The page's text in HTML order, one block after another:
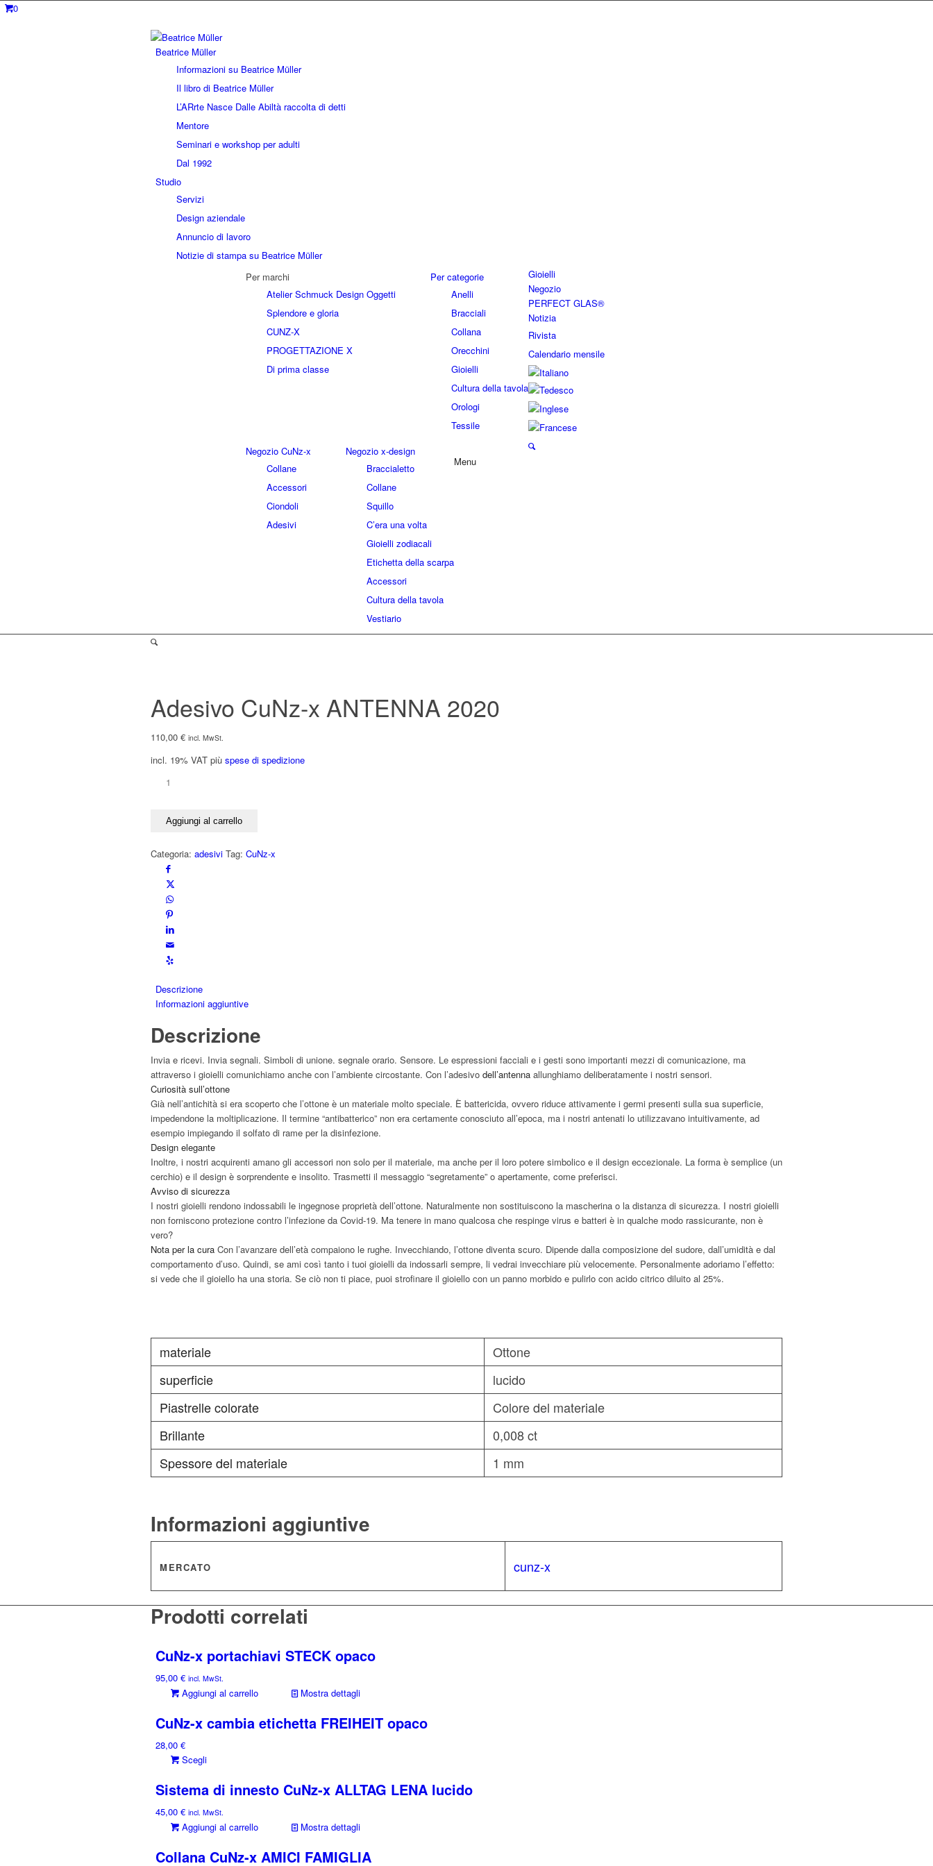
0
Beatrice Müller
Informazioni su Beatrice Müller
Il libro di Beatrice Müller
L’ARrte Nasce Dalle Abiltà raccolta di detti
Mentore
Seminari e workshop per adulti
Dal 1992
Studio
Servizi
Design aziendale
Annuncio di lavoro
Notizie di stampa su Beatrice Müller
Gioielli
Per marchi
Atelier Schmuck Design Oggetti
Splendore e gloria
CUNZ-X
PROGETTAZIONE X
Di prima classe
Per categorie
Anelli
Bracciali
Collana
Orecchini
Gioielli
Cultura della tavola
Orologi
Tessile
Negozio
Negozio CuNz-x
Collane
Accessori
Ciondoli
Adesivi
Negozio x-design
Braccialetto
Collane
Squillo
C’era una volta
Gioielli zodiacali
Etichetta della scarpa
Accessori
Cultura della tavola
Vestiario
PERFECT GLAS®
Notizia
Rivista
Calendario mensile
Menu
Adesivo CuNz-x ANTENNA 2020
110,00 € incl. MwSt.
incl. 19% VAT più spese di spedizione
Adesivo
ANTENNA
quantità
Aggiungi al carrello
Categoria: adesivi Tag: CuNz-x
Descrizione
Informazioni aggiuntive
Descrizione
Invia e ricevi. Invia segnali. Simboli di unione. segnale orario. Sensore. Le espressioni facciali e i gesti sono importanti mezzi di comunicazione, ma
attraverso i gioielli comunichiamo anche con l’ambiente circostante. Con l’adesivo dell’antenna allunghiamo deliberatamente i nostri sensori.
Curiosità sull’ottone
Già nell’antichità si era scoperto che l’ottone è un materiale molto speciale. È battericida, ovvero riduce attivamente i germi presenti sulla sua superficie,
impedendone la moltiplicazione. Il termine “antibatterico” non era certamente conosciuto all’epoca, ma i nostri antenati lo utilizzavano intuitivamente, ad
esempio impiegando il solfato di rame per la disinfezione.
Design elegante
Inoltre, i nostri acquirenti amano gli accessori non solo per il materiale, ma anche per il loro potere simbolico e il design eccezionale. La forma è semplice (un
cerchio) e il design è sorprendente e insolito. Trasmetti il ​​messaggio “segretamente” o apertamente, come preferisci.
Avviso di sicurezza
I nostri gioielli rendono indossabili le ingegnose proprietà dell’ottone. Naturalmente non sostituiscono la mascherina o la distanza di sicurezza. I nostri gioielli
non forniscono protezione contro l’infezione da Covid-19. Ma tenere in mano qualcosa che respinge virus e batteri è in qualche modo rassicurante, non è
vero?
Nota per la cura Con l’avanzare dell’età compaiono le rughe. Invecchiando, l’ottone diventa scuro. Dipende dalla composizione del sudore, dall’umidità e dal
comportamento d’uso. Quindi, se ami così tanto i tuoi gioielli da indossarli sempre, li vedrai invecchiare più velocemente. Personalmente adoriamo l’effetto:
si vede che il gioiello ha una storia. Se ciò non ti piace, puoi strofinare il gioiello con un panno morbido e pulirlo con acido citrico diluito al 25%.
materiale
Ottone
superficie
lucido
Piastrelle colorate
Colore del materiale
Brillante
0,008 ct
Spessore del materiale
1 mm
Informazioni aggiuntive
MERCATO cunz-x
Prodotti correlati
CuNz-x portachiavi STECK opaco
95,00 € incl. MwSt.
Aggiungi al carrello Mostra dettagli
CuNz-x cambia etichetta FREIHEIT opaco
28,00 €
Scegli
ha
varianti.
Le
possono
Sistema di innesto CuNz-x ALLTAG LENA lucido
45,00 € incl. MwSt.
Aggiungi al carrello Mostra dettagli
Collana CuNz-x AMICI FAMIGLIA